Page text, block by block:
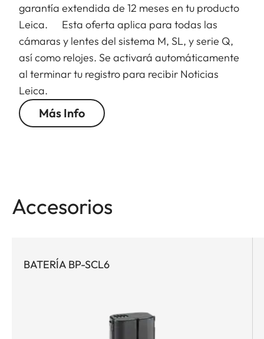
garantía extendida de 12 meses en tu producto
Leica. Esta oferta aplica para todas las
cámaras y lentes del sistema M, SL, y serie Q,
así como relojes. Se activará automáticamente
al terminar tu registro para recibir Noticias
Leica.
Más Info
Accesorios
BATERÍA BP-SCL6